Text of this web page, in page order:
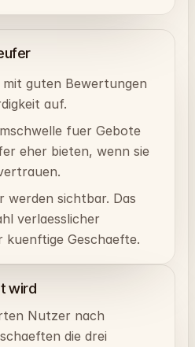
guten Bewertungen
auf.
fuer Gebote
eher bieten, wenn sie
werden sichtbar. Das
verlaesslicher
Geschaefte.
wird
Nutzer nach
die drei